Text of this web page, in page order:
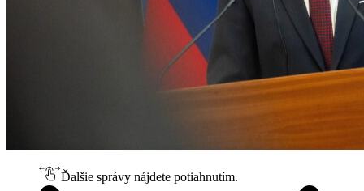
Ďalšie správy nájdete potiahnutím.